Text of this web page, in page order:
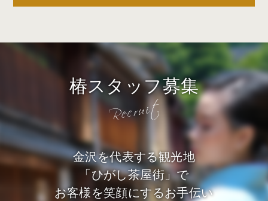
椿スタッフ募集
金沢を代表する観光地
「ひがし茶屋街」で
お客様を笑顔にするお手伝い